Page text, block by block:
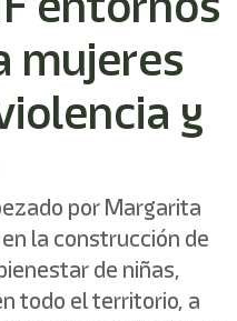
mujeres
y
por Margarita
la construcción de
de niñas,
todo el territorio, a